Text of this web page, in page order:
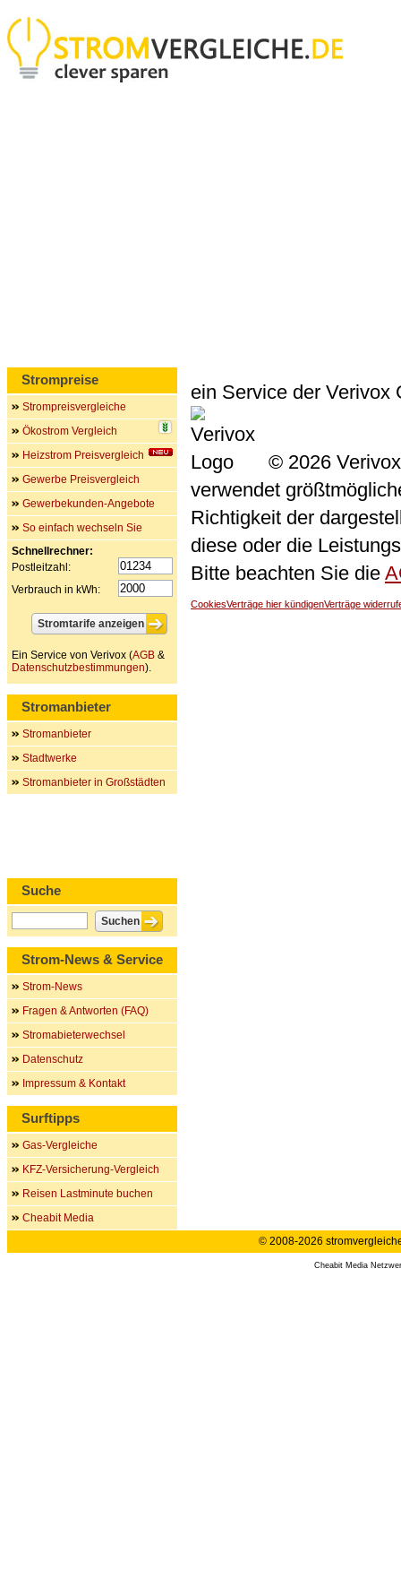
ein Service der Verivox
© 2026
verwendet
Richtigkeit der
diese oder die
Bitte beachten Sie die
CookiesVerträge hier kündigenVerträge
Strompreise
Strompreisvergleiche
Ökostrom Vergleich
Heizstrom Preisvergleich
Gewerbe Preisvergleich
Gewerbekunden-Angebote
So einfach wechseln Sie
Schnellrechner:
Postleitzahl:
Verbrauch in kWh:
Ein Service von Verivox (AGB &
Datenschutzbestimmungen).
Stromanbieter
Stromanbieter
Stadtwerke
Stromanbieter in Großstädten
Suche
Strom-News & Service
Strom-News
Fragen & Antworten (FAQ)
Stromabieterwechsel
Datenschutz
Impressum & Kontakt
Surftipps
Gas-Vergleiche
KFZ-Versicherung-Vergleich
Reisen Lastminute buchen
Cheabit Media
© 2008-2026
Cheabit Media